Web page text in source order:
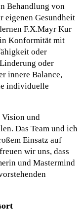
Behandlung von
eigenen Gesundheit
F.X.Mayr Kur
Konformität mit
oder
oder
innere Balance,
individuelle
Vision und
Das Team und ich
Einsatz auf
wir uns, dass
und Mastermind